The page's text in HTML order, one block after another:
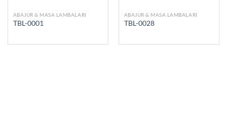
ABAJUR & MASA LAMBALARI
TBL-0001
ABAJUR & MASA LAMBALARI
TBL-0028